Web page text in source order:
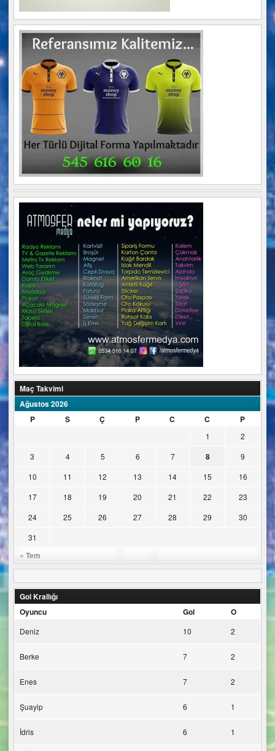
Maç Takvimi
Ağustos 2026
P
S Ç P C C P
« Tem
1
2
3
4 5 6 7 8
9
10
11 12 13 14 15
16
17
18 19 20 21 22
23
24
25 26 27 28 29
30
31
Gol Krallığı
Oyuncu
Gol O
Deniz 10 2
Berke 7 2
Enes 7 2
Şuayip 6 1
İdris 6 1